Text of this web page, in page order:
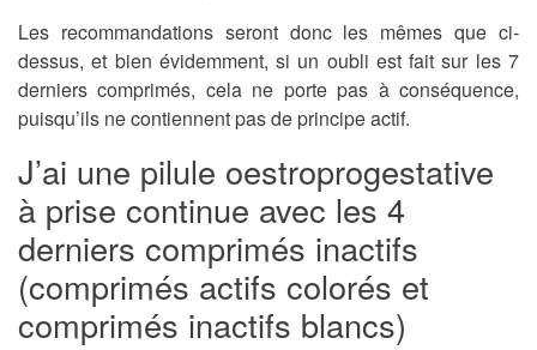
Les recommandations seront donc les mêmes que ci-
dessus, et bien évidemment, si un oubli est fait sur les 7
derniers comprimés, cela ne porte pas à conséquence,
puisqu’ils ne contiennent pas de principe actif.
J’ai une pilule oestroprogestative
à prise continue avec les 4
derniers comprimés inactifs
(comprimés actifs colorés et
comprimés inactifs blancs)